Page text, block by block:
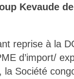
Kevaude
reprise à la
d’import/
Société